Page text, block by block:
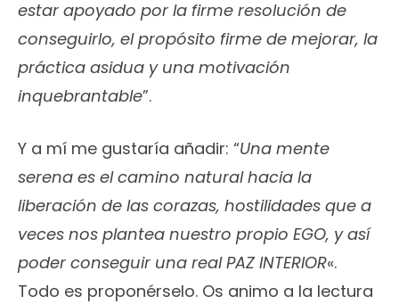
estar apoyado por la firme resolución de
conseguirlo, el propósito firme de mejorar, la
práctica asidua y una motivación
inquebrantable”.
Y a mí me gustaría añadir: “Una mente
serena es el camino natural hacia la
liberación de las corazas, hostilidades que a
veces nos plantea nuestro propio EGO, y así
poder conseguir una real PAZ INTERIOR«.
Todo es proponérselo. Os animo a la lectura